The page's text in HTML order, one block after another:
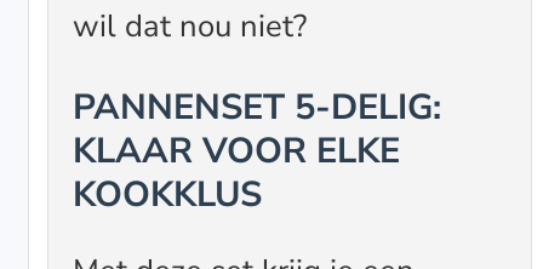
wil dat nou niet?
PANNENSET 5-DELIG:
KLAAR VOOR ELKE
KOOKKLUS